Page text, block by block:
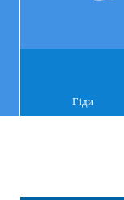
Гіди